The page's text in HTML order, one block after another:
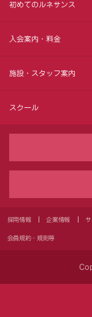
初めてのルネサンス
入会案内・料金
施設・スタッフ案内
スクール
採用情報 企業情報
会員規約・規則等